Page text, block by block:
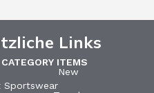
Links
ITEMS
Sportswear
New